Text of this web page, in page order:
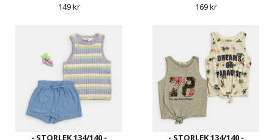
149 kr
169 kr
- STORLEK 134/140 -
- STORLEK 134/140 -